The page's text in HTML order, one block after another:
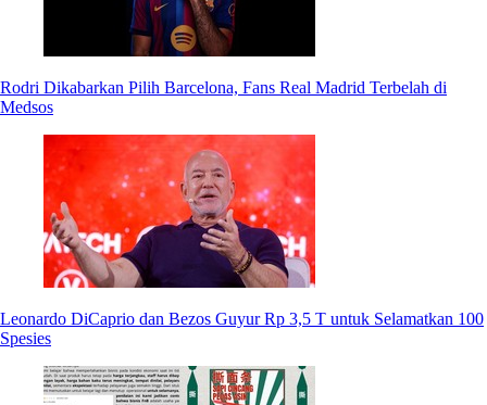
Rodri Dikabarkan Pilih Barcelona, Fans Real Madrid Terbelah di
Medsos
Leonardo DiCaprio dan Bezos Guyur Rp 3,5 T untuk Selamatkan 100
Spesies